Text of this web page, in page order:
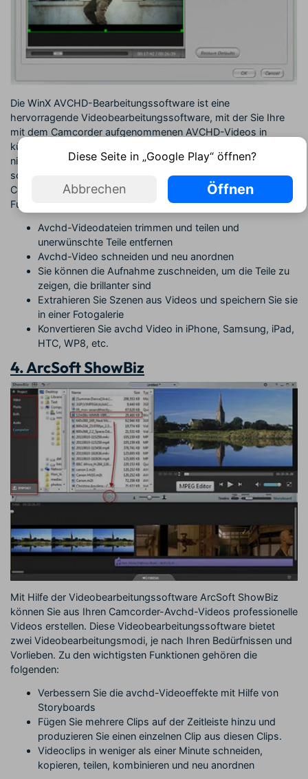
Die WinX AVCHD-Bearbeitungssoftware ist eine
hervorragende Videobearbeitungssoftware, mit der Sie Ihre
mit dem Camcorder aufgenommenen AVCHD-Videos in
kürzester Zeit bearbeiten können. WinX AVCHD kann Ihnen
nicht nur bei der Bearbeitung von avchd Videos helfen,
sondern verfügt auch über einen eingebauten avchd Video
Converter und einen Online-Downloader. Die wichtigsten
Funktionen sind:
Avchd-Videodateien trimmen und teilen und
unerwünschte Teile entfernen
Avchd-Video schneiden und neu anordnen
Sie können die Aufnahme zuschneiden, um die Teile zu
zeigen, die brillanter sind
Extrahieren Sie Szenen aus Videos und speichern Sie sie
in einer Fotogalerie
Konvertieren Sie avchd Video in iPhone, Samsung, iPad,
HTC, WP8, etc.
4. ArcSoft ShowBiz
Mit Hilfe der Videobearbeitungssoftware ArcSoft ShowBiz
können Sie aus Ihren Camcorder-Avchd-Videos professionelle
Videos erstellen. Diese Videobearbeitungssoftware bietet
zwei Videobearbeitungsmodi, je nach Ihren Bedürfnissen und
Vorlieben. Zu den wichtigsten Funktionen gehören die
folgenden:
Verbessern Sie die avchd-Videoeffekte mit Hilfe von
Storyboards
Fügen Sie mehrere Clips auf der Zeitleiste hinzu und
produzieren Sie einen einzelnen Clip aus diesen Clips.
Videoclips in weniger als einer Minute schneiden,
kopieren, teilen, kombinieren und neu anordnen
Diese Seite in „Google Play“ öffnen?
Abbrechen Öffnen